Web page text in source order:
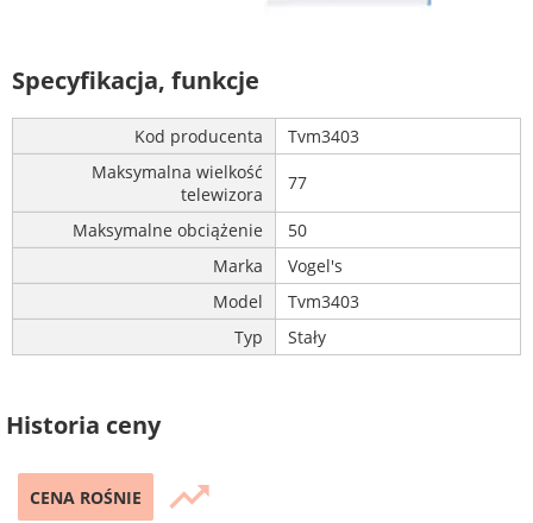
Specyfikacja, funkcje
Kod producenta
Tvm3403
Maksymalna wielkość
telewizora
77
Maksymalne obciążenie
50
Marka
Vogel's
Model
Tvm3403
Typ
Stały
Historia ceny
CENA ROŚNIE trending_up